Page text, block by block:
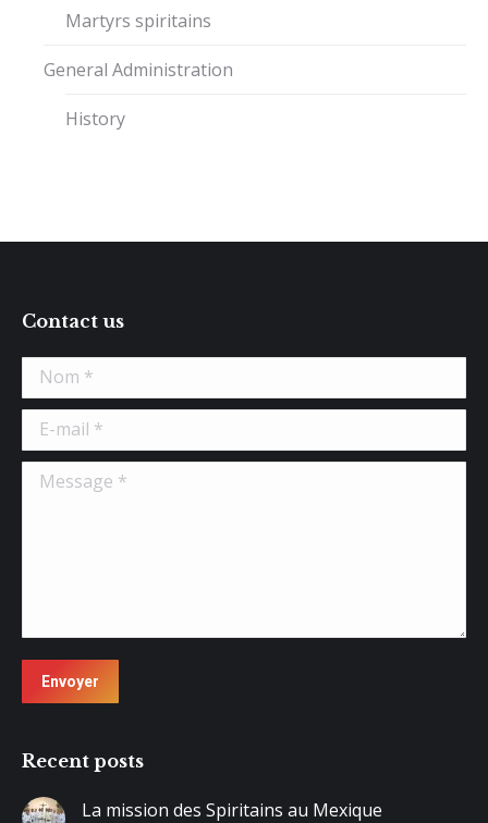
Martyrs spiritains
General Administration
History
Contact us
Nom *
E-mail *
Message *
Envoyer
Recent posts
La mission des Spiritains au Mexique